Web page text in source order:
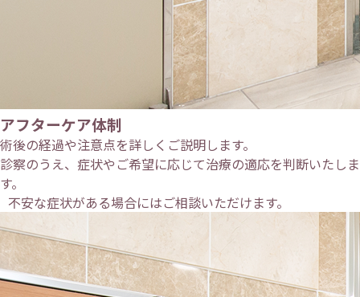
アフターケア体制
術後の経過や注意点を詳しくご説明します。
診察のうえ、症状やご希望に応じて治療の適応を判断いたしま
す。
不安な症状がある場合にはご相談いただけます。